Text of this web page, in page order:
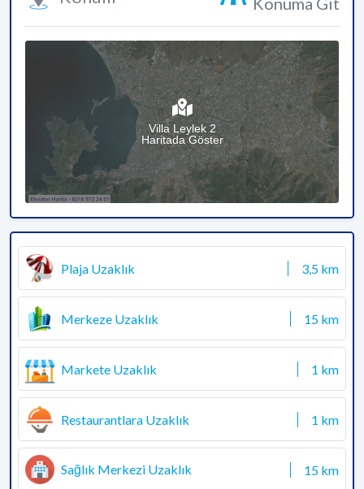
Villa Leylek 2
Haritada Göster
Plaja Uzaklık 3,5 km
Merkeze Uzaklık 15 km
Markete Uzaklık 1 km
Restaurantlara Uzaklık 1 km
Sağlık Merkezi Uzaklık 15 km